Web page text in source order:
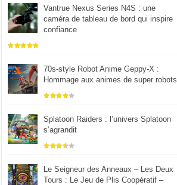
Vantrue Nexus Series N4S : une
caméra de tableau de bord qui inspire
confiance
70s-style Robot Anime Geppy-X :
Hommage aux animes de super robots
Splatoon Raiders : l’univers Splatoon
s’agrandit
Le Seigneur des Anneaux – Les Deux
Tours : Le Jeu de Plis Coopératif –